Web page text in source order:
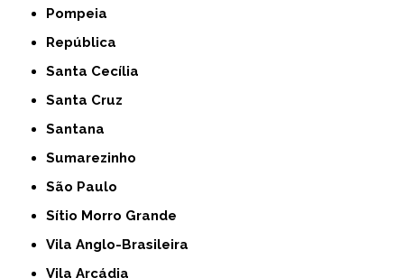
Pompeia
República
Santa Cecília
Santa Cruz
Santana
Sumarezinho
São Paulo
Sítio Morro Grande
Vila Anglo-Brasileira
Vila Arcádia